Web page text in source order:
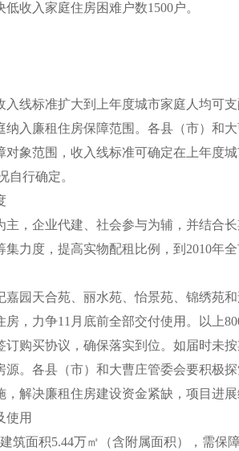
收入家庭住房困难户数1500户。
线标准扩大到上年度城市家庭人均可
入廉租住房保障范围。各县（市）和
象范围，收入线标准可确定在上年度
自行确定。
，企业代建、社会参与为辅，并结合
力度，提高实物配租比例，到2010年
嘉园天合苑、丽水苑、怡景苑、锦绣苑
房，力争11月底前全部交付使用。以上
订购买协议，确保落实到位。如届时未
。各县（市）和大曹庄管委会要积极
解决廉租住房建设资金紧缺，项目进展
使用
筑面积5.44万㎡（含附属面积），需保